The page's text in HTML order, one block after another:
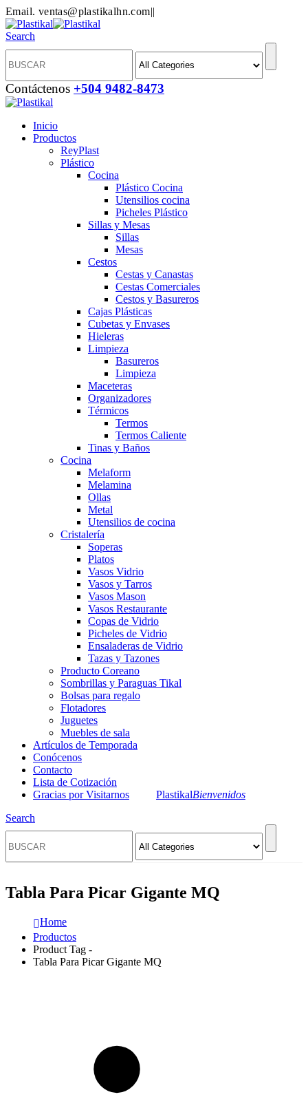
Email. ventas@plastikalhn.com||
Search
Contáctenos +504 9482-8473
Inicio
Productos
ReyPlast
Plástico
Cocina
Plástico Cocina
Utensilios cocina
Picheles Plástico
Sillas y Mesas
Sillas
Mesas
Cestos
Cestas y Canastas
Cestas Comerciales
Cestos y Basureros
Cajas Plásticas
Cubetas y Envases
Hieleras
Limpieza
Basureros
Limpieza
Maceteras
Organizadores
Térmicos
Termos
Termos Caliente
Tinas y Baños
Cocina
Melaform
Melamina
Ollas
Metal
Utensilios de cocina
Cristalería
Soperas
Platos
Vasos Vidrio
Vasos y Tarros
Vasos Mason
Vasos Restaurante
Copas de Vidrio
Picheles de Vidrio
Ensaladeras de Vidrio
Tazas y Tazones
Producto Coreano
Sombrillas y Paraguas Tikal
Bolsas para regalo
Flotadores
Juguetes
Muebles de sala
Artículos de Temporada
Conócenos
Contacto
Lista de Cotización
Gracias por Visitarnos
PlastikalBienvenidos
Search
Tabla Para Picar Gigante MQ
Home
Productos
Product Tag -
Tabla Para Picar Gigante MQ